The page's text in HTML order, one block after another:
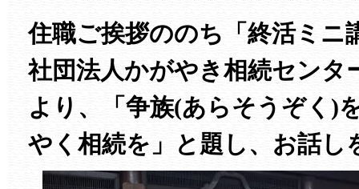
住職ご挨拶ののち「終活ミニ
社団法人かがやき相続センタ
より、「争族(あらそうぞく)
やく相続を」と題し、お話し